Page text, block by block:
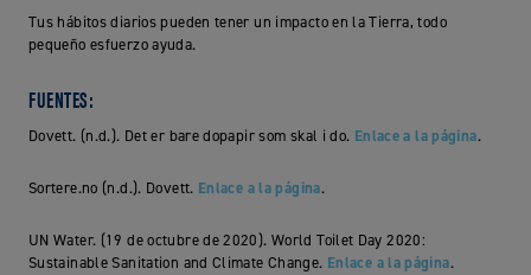
Tus hábitos diarios pueden tener un impacto en la Tierra, todo
pequeño esfuerzo ayuda.
FUENTES:
Dovett. (n.d.). Det er bare dopapir som skal i do. Enlace a la página.
Sortere.no (n.d.). Dovett. Enlace a la página.
UN Water. (19 de octubre de 2020). World Toilet Day 2020:
Sustainable Sanitation and Climate Change. Enlace a la página.